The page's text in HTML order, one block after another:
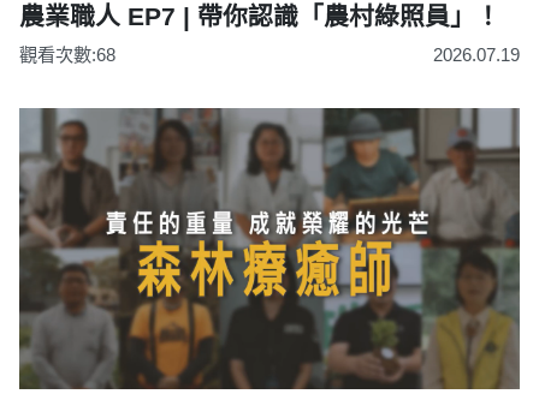
農業職人 EP7 | 帶你認識「農村綠照員」！
觀看次數:68 2026.07.19